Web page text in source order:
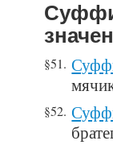
§51.
§52.